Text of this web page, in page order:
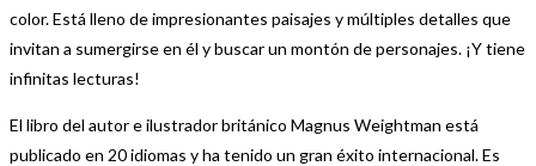
color. Está lleno de impresionantes paisajes y múltiples detalles que
invitan a sumergirse en él y buscar un montón de personajes. ¡Y tiene
infinitas lecturas!
El libro del autor e ilustrador británico Magnus Weightman está
publicado en 20 idiomas y ha tenido un gran éxito internacional. Es